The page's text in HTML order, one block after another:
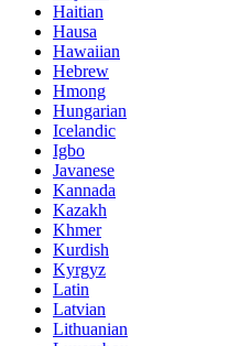
Haitian
Hausa
Hawaiian
Hebrew
Hmong
Hungarian
Icelandic
Igbo
Javanese
Kannada
Kazakh
Khmer
Kurdish
Kyrgyz
Latin
Latvian
Lithuanian